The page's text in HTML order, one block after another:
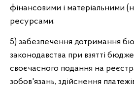
фінансовими і матеріальними
ресурсами;
5) забезпечення дотримання
законодавства при взятті
своєчасного подання на
зобов'язань, здійснення